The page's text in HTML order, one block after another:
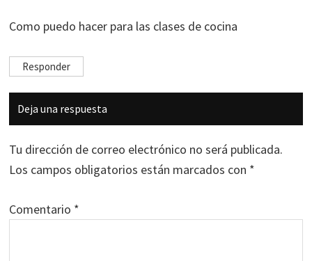
Como puedo hacer para las clases de cocina
Responder
Deja una respuesta
Tu dirección de correo electrónico no será publicada.
Los campos obligatorios están marcados con *
Comentario *